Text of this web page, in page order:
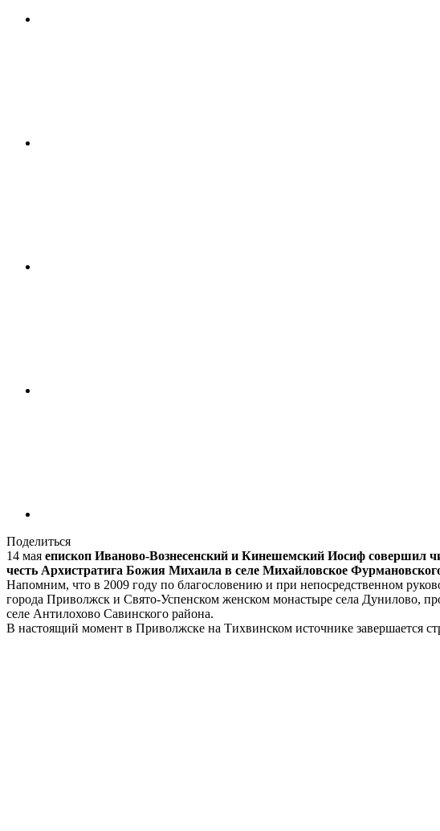
Поделиться
14 мая епископ Иваново-Вознесенский и Кинешемский Иосиф совершил
честь Архистратига Божия Михаила в селе Михайловское
Напомним, что в 2009 году по благословению и при непосредственном
города Приволжск и Свято-Успенском женском монастыре села Дунилово,
селе Антилохово Савинского района.
В настоящий момент в Приволжске на Тихвинском источнике завершается